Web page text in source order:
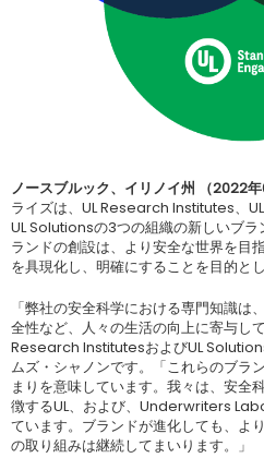
ノースブルック、イリノイ州 （2022年
ライズは、UL Research Institutes、
UL Solutionsの3つの組織の新しいブ
ランドの創設は、より安全な世界を目
を具現化し、明確にすることを目的とし
「弊社の安全科学における専門知識は
全性など、人々の生活の向上に寄与し
Research InstitutesおよびUL
ムズ・シャノンです。「これらのブラ
まりを意味しています。我々は、安全
徴するUL、および、Underwriters
ています。ブランドが進化しても、よ
の取り組みは継続してまいります。」